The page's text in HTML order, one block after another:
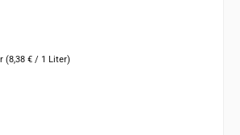
(8,38 € / 1 Liter)